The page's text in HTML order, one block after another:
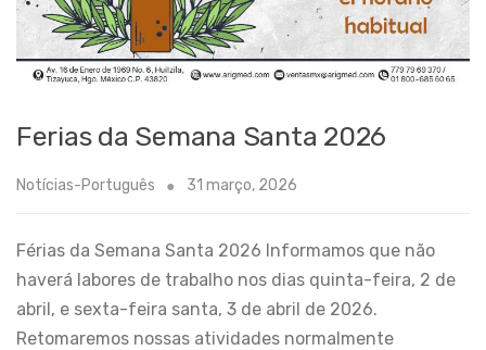
Ferias da Semana Santa 2026
Notícias-Português 31 março, 2026
Férias da Semana Santa 2026 Informamos que não
haverá labores de trabalho nos dias quinta-feira, 2 de
abril, e sexta-feira santa, 3 de abril de 2026.
Retomaremos nossas atividades normalmente